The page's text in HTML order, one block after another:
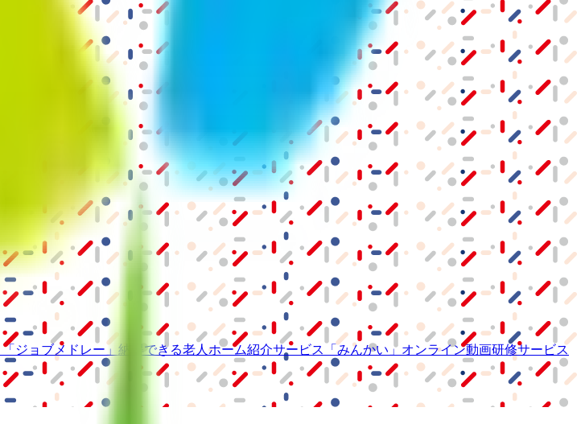
「ジョブメドレー」 納得できる老人ホーム紹介サービス 「みんかい」 オンライン動画研修サービス